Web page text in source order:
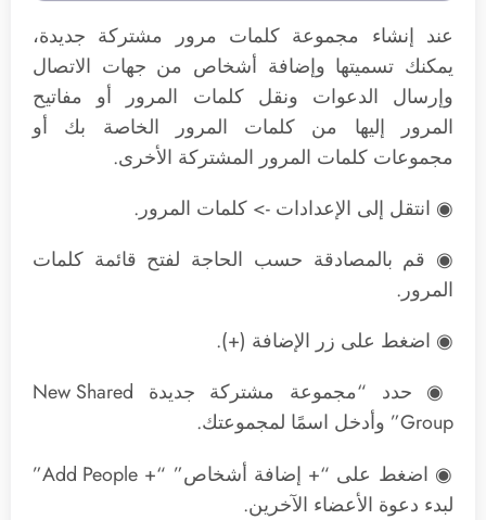
عند إنشاء مجموعة كلمات مرور مشتركة جديدة،
يمكنك تسميتها وإضافة أشخاص من جهات الاتصال
وإرسال الدعوات ونقل كلمات المرور أو مفاتيح
المرور إليها من كلمات المرور الخاصة بك أو
مجموعات كلمات المرور المشتركة الأخرى.
◉ انتقل إلى الإعدادات -> كلمات المرور.
◉ قم بالمصادقة حسب الحاجة لفتح قائمة كلمات
المرور.
◉ اضغط على زر الإضافة (+).
◉ حدد “مجموعة مشتركة جديدة New Shared
Group” وأدخل اسمًا لمجموعتك.
◉ اضغط على “+ إضافة أشخاص” “+ Add People”
لبدء دعوة الأعضاء الآخرين.